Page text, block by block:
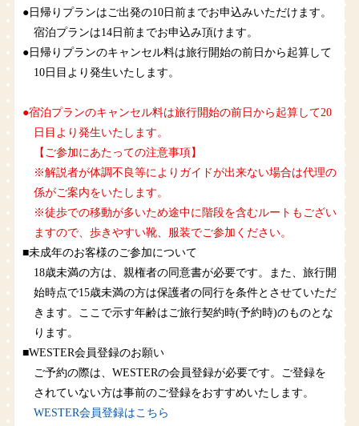
●日帰りプランはご出発の10日前までお申込みいただけます。
宿泊プランは14日前までお申込み頂けます。
●日帰りプランのキャンセル料は旅行開始の前日から起算して
10日目より発生いたします。
●宿泊プランのキャンセル料は旅行開始の前日から起算して20
日目より発生いたします。
【ご参加にあたっての注意事項】
※解説者が体調不良等によりガイドが出来ない場合は代理の
係がご案内をいたします。
※徒歩での移動が多いため途中に階段を含むルートもござい
ますので、歩きやすい靴、服装でご参加ください。
■未成年のお客様のご参加について
18歳未満の方は、親権者の同意書が必要です。また、旅行開
始時点で15歳未満の方は保護者の同行を条件とさせていただ
きます。ここで示す年齢はご旅行契約時(予約時)のものとな
ります。
■WESTER会員登録のお願い
ご予約の際は、WESTERの会員登録が必要です。ご登録を
されていない方は事前のご登録をおすすめいたします。
WESTER会員登録はこちら